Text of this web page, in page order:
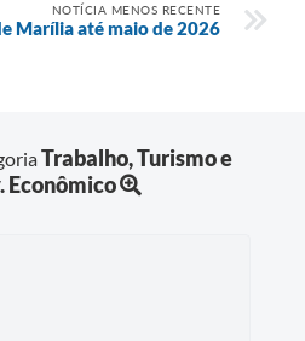
NOTÍCIA MENOS RECENTE
Marília até maio de 2026
Trabalho, Turismo e
Econômico